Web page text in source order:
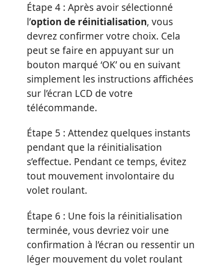
Étape 4 : Après avoir sélectionné
l’option de réinitialisation, vous
devrez confirmer votre choix. Cela
peut se faire en appuyant sur un
bouton marqué ‘OK’ ou en suivant
simplement les instructions affichées
sur l’écran LCD de votre
télécommande.
Étape 5 : Attendez quelques instants
pendant que la réinitialisation
s’effectue. Pendant ce temps, évitez
tout mouvement involontaire du
volet roulant.
Étape 6 : Une fois la réinitialisation
terminée, vous devriez voir une
confirmation à l’écran ou ressentir un
léger mouvement du volet roulant